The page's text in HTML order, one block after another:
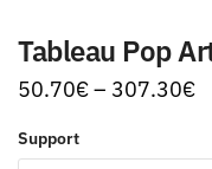
Tableau Pop
50.70€– 307.30€
Support